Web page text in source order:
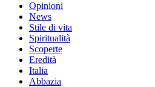
Opinioni
News
Stile di vita
Spiritualità
Scoperte
Eredità
Italia
Abbazia